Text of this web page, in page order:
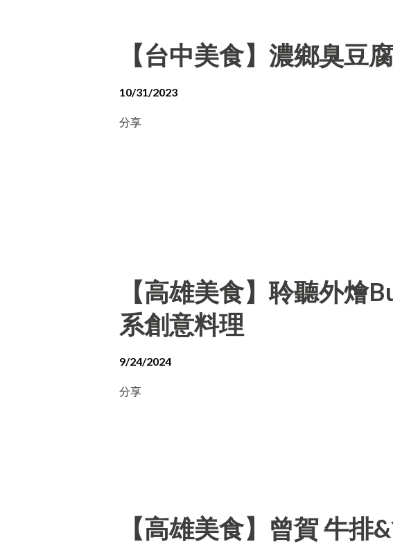
【台中美食】濃鄉臭豆腐
10/31/2023
分享
【高雄美食】聆聽外燴
系創意料理
9/24/2024
分享
【高雄美食】曾賀 牛排